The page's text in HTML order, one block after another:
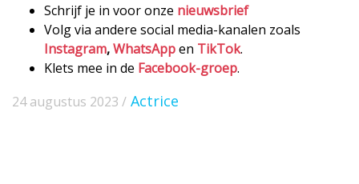
Schrijf je in voor onze nieuwsbrief
Volg via andere social media-kanalen zoals
Instagram,WhatsAppen TikTok.
Klets mee in de Facebook-groep.
24 augustus 2023 / Actrice